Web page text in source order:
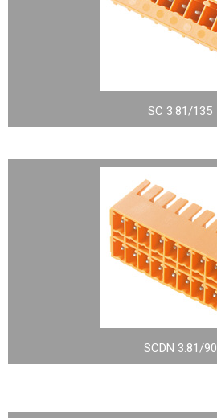
SC 3.81/135
SCDN 3.81/90